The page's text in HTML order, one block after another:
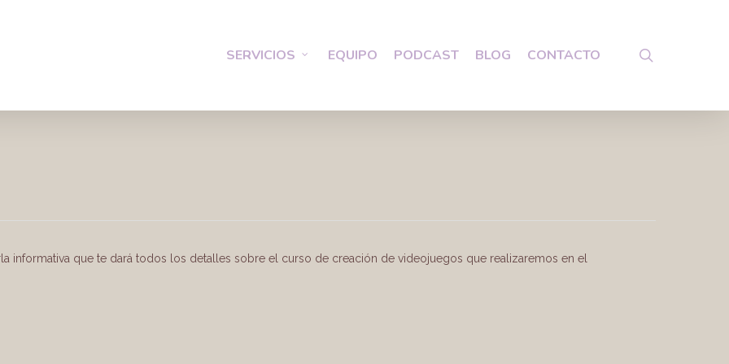
SERVICIOS EQUIPO PODCAST BLOG CONTACTO
informativa que te dará todos los detalles sobre el curso de creación de videojuegos que realizaremos en el